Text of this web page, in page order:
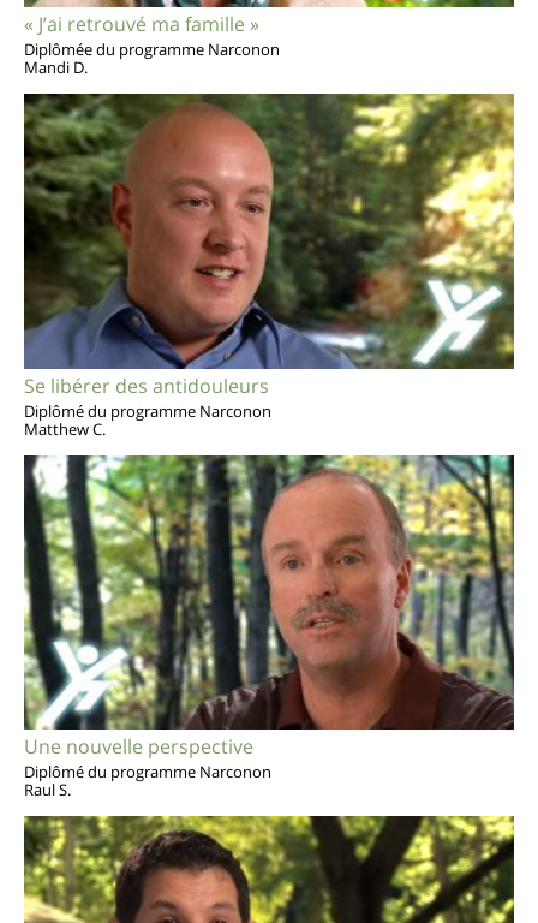
« J’ai retrouvé ma famille »
Diplômée du programme Narconon
Mandi D.
Se libérer des antidouleurs
Diplômé du programme Narconon
Matthew C.
Une nouvelle perspective
Diplômé du programme Narconon
Raul S.